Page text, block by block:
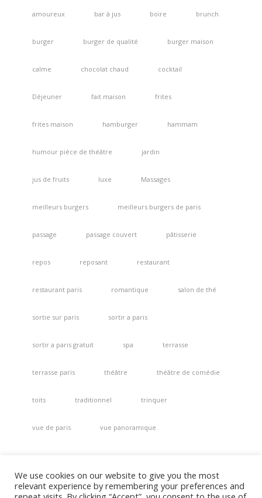
amoureux bar à jus boire brunch
burger burger de qualité burger maison
calme chocolat chaud cocktail
Déjeuner fait maison frites
frites maison hamburger hammam
humour pièce de théâtre jardin
jus de fruits luxe Massages
meilleurs burgers meilleurs burgers de paris
passage passage couvert pâtisserie
repos reposant restaurant
restaurant paris romantique salon de thé
sortie sur paris sortir a paris
sortir a paris gratuit spa terrasse
terrasse paris théâtre théâtre de comédie
toits traditionnel trinquer
vue de paris vue panoramique
We use cookies on our website to give you the most
relevant experience by remembering your preferences and